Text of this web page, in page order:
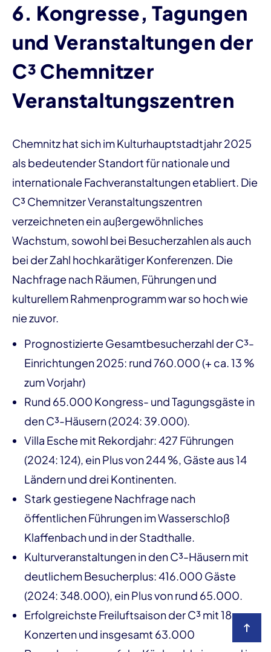
6. Kongresse, Tagungen
und Veranstaltungen der
C³ Chemnitzer
Veranstaltungszentren
Chemnitz hat sich im Kulturhauptstadtjahr 2025
als bedeutender Standort für nationale und
internationale Fachveranstaltungen etabliert. Die
C³ Chemnitzer Veranstaltungszentren
verzeichneten ein außergewöhnliches
Wachstum, sowohl bei Besucherzahlen als auch
bei der Zahl hochkarätiger Konferenzen. Die
Nachfrage nach Räumen, Führungen und
kulturellem Rahmenprogramm war so hoch wie
nie zuvor.
Prognostizierte Gesamtbesucherzahl der C³-
Einrichtungen 2025: rund 760.000 (+ ca. 13 %
zum Vorjahr)
Rund 65.000 Kongress- und Tagungsgäste in
den C³-Häusern (2024: 39.000).
Villa Esche mit Rekordjahr: 427 Führungen
(2024: 124), ein Plus von 244 %, Gäste aus 14
Ländern und drei Kontinenten.
Stark gestiegene Nachfrage nach
öffentlichen Führungen im Wasserschloß
Klaffenbach und in der Stadthalle.
Kulturveranstaltungen in den C³-Häusern mit
deutlichem Besucherplus: 416.000 Gäste
(2024: 348.000), ein Plus von rund 65.000.
Erfolgreichste Freiluftsaison der C³ mit 18
Konzerten und insgesamt 63.000